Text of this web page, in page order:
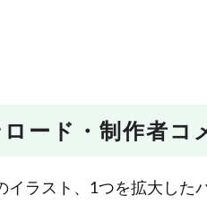
ード・制作者コ
ラスト、1つを拡大した